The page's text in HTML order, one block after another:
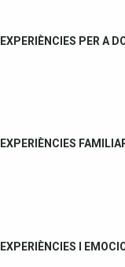
EXPERIÈNCIES PER A
EXPERIÈNCIES
EXPERIÈNCIES I